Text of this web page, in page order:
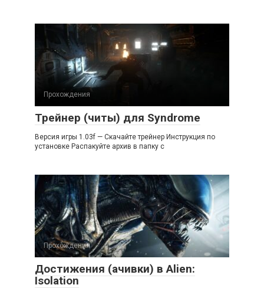
Прохождения
Трейнер (читы) для Syndrome
Версия игры 1.03f — Скачайте трейнер Инструкция по
установке Распакуйте архив в папку с
Прохождения
Достижения (ачивки) в Alien:
Isolation